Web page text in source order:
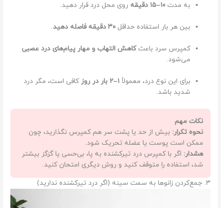
به مدت۱۰–۱۵ دقیقه روی محل درد قرار دهید.
بین هر بار استفاده حداقل۳۰ دقیقه فاصله دهید .
کمپرس سرد باعثکاهش التهاب و مهار پیام‌های درد عصبی
می‌شود.
برای این نوع درد، معمولاً۱–۲ بار در روز
کافی است، مگر درد
شدید باشد.
نکات مهم
نحوه تکرار: بیش از حد یا پشت سر هم کمپرس نگذارید، چون
ممکن است پوست یا عضله تحریک شود.
هشدار: اگر با کمپرس درد تیرکشنده به پا، بی‌حسی یا گزگز بیشتر
شد، استفاده را متوقف کنید و روش دیگری امتحان کنید.
۳. جمع‌کردن زانوها به سمت سینه (اگر درد تیرکشنده ندارید)